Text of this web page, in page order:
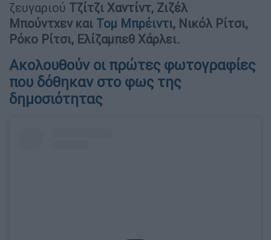
ζευγαριού Τζίτζι Χαντίντ, Ζιζέλ
Μπούντχεν και Τομ Μπρέιντι, Νικόλ Ρίτσι,
Ρόκο Ρίτσι, Ελίζαμπεθ Χάρλει.
Ακολουθούν οι πρώτες φωτογραφίες
που δόθηκαν στο φως της
δημοσιότητας